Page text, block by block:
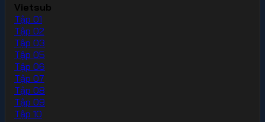
Vietsub
Tập 01
Tập 02
Tập 03
Tập 05
Tập 06
Tập 07
Tập 08
Tập 09
Tập 10